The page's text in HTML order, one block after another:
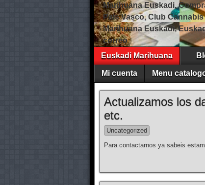
Marihuana Euskadi,
Pais Vasco, Club
Marihuana Euskadi,
correo
Euskadi Marihuana
Mi cuenta Menu
Actualizamos los
etc.
Uncategorized
Para contactarnos ya sabeis